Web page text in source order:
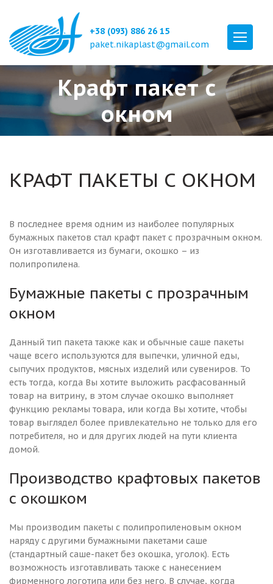
+38 (093) 886 26 15
paket.nikaplast@gmail.com
Крафт пакет с
окном
КРАФТ ПАКЕТЫ С ОКНОМ
В последнее время одним из наиболее популярных
бумажных пакетов стал крафт пакет с прозрачным окном.
Он изготавливается из бумаги, окошко – из
полипропилена.
Бумажные пакеты с прозрачным
окном
Данный тип пакета также как и обычные саше пакеты
чаще всего используются для выпечки, уличной еды,
сыпучих продуктов, мясных изделий или сувениров. То
есть тогда, когда Вы хотите выложить расфасованный
товар на витрину, в этом случае окошко выполняет
функцию рекламы товара, или когда Вы хотите, чтобы
товар выглядел более привлекательно не только для его
потребителя, но и для других людей на пути клиента
домой.
Производство крафтовых пакетов
с окошком
Мы производим пакеты с полипропиленовым окном
наряду с другими бумажными пакетами саше
(стандартный саше-пакет без окошка, уголок). Есть
возможность изготавливать также с нанесением
фирменного логотипа или без него. В случае, когда